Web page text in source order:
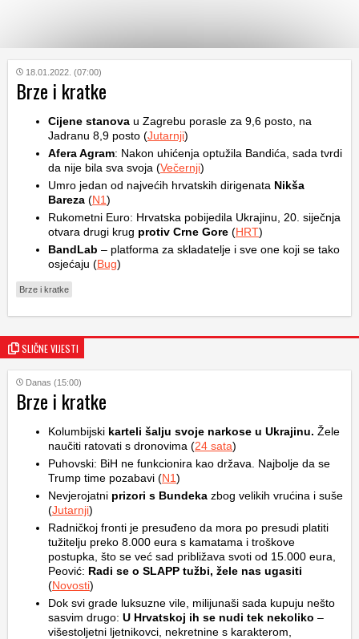
KATEGORIJE
HRVATSKI
WEB
18.01.2022. (07:00)
Brze i kratke
Cijene stanova u Zagrebu porasle za 9,6 posto, na
Jadranu 8,9 posto (Jutarnji)
Afera Agram: Nakon uhićenja optužila Bandića, sada tvrdi
da nije bila sva svoja (Večernji)
Umro jedan od najvećih hrvatskih dirigenata Nikša
Bareza (N1)
Rukometni Euro: Hrvatska pobijedila Ukrajinu, 20. siječnja
otvara drugi krug protiv Crne Gore (HRT)
BandLab – platforma za skladatelje i sve one koji se tako
osjećaju (Bug)
Brze i kratke
SLIČNE VIJESTI
Danas (15:00)
Brze i kratke
Kolumbijski karteli šalju svoje narkose u Ukrajinu. Žele
naučiti ratovati s dronovima (24 sata)
Puhovski: BiH ne funkcionira kao država. Najbolje da se
Trump time pozabavi (N1)
Nevjerojatni prizori s Bundeka zbog velikih vrućina i suše
(Jutarnji)
Radničkoj fronti je presuđeno da mora po presudi platiti
tužitelju preko 8.000 eura s kamatama i troškove
postupka, što se već sad približava svoti od 15.000 eura,
Peović: Radi se o SLAPP tužbi, žele nas ugasiti
(Novosti)
Dok svi grade luksuzne vile, milijunaši sada kupuju nešto
sasvim drugo: U Hrvatskoj ih se nudi tek nekoliko –
višestoljetni ljetnikovci, nekretnine s karakterom,